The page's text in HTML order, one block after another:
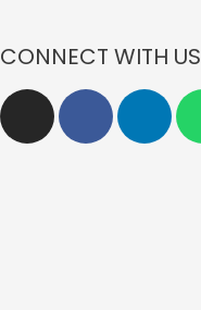
CONNECT WITH US